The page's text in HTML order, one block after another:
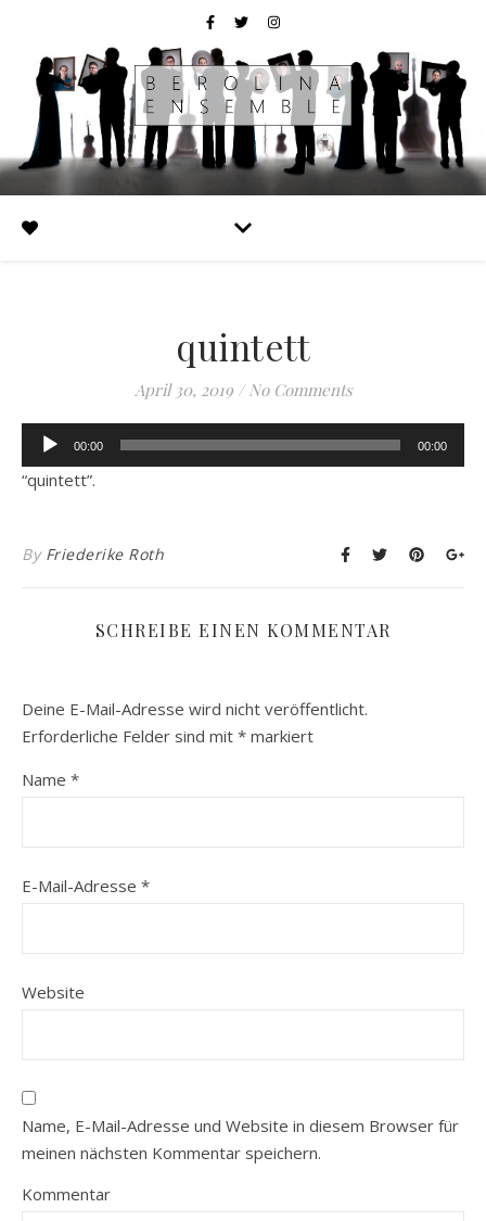
quintett
April 30, 2019 / No Comments
Audio-
Player
00:00 00:00
“quintett”.
By Friederike Roth
SCHREIBE EINEN KOMMENTAR
Deine E-Mail-Adresse wird nicht veröffentlicht.
Erforderliche Felder sind mit * markiert
Name *
E-Mail-Adresse *
Website
Name, E-Mail-Adresse und Website in diesem Browser für
meinen nächsten Kommentar speichern.
Kommentar